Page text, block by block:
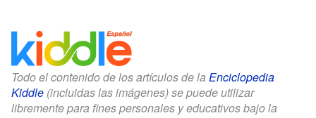
Todo el contenido de los artículos de la Enciclopedia
Kiddle (incluidas las imágenes) se puede utilizar
libremente para fines personales y educativos bajo la